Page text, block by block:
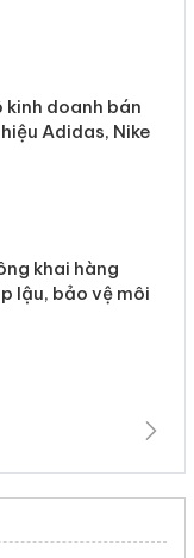
kinh doanh bán
Adidas, Nike
khai hàng
lậu, bảo vệ môi